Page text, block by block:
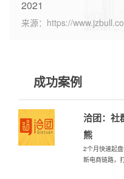
2021
来源：https://
成功案例
洽团：社
熊
2个月快速起
新电商链路，